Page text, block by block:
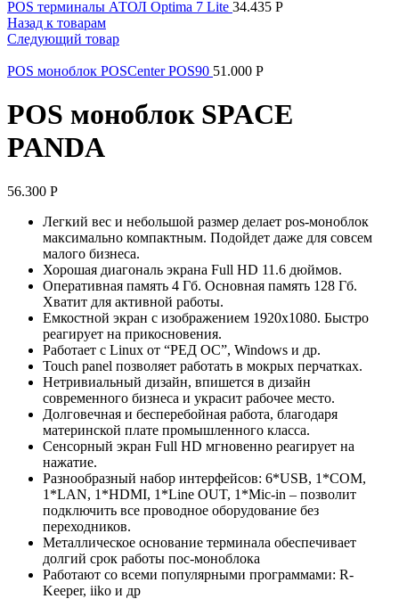
POS терминалы АТОЛ Optima 7 Lite 34.435 Р
Назад к товарам
Следующий товар
POS моноблок POSCenter POS90 51.000 Р
POS моноблок SPACE
PANDA
56.300 Р
Легкий вес и небольшой размер делает pos-моноблок
максимально компактным. Подойдет даже для совсем
малого бизнеса.
Хорошая диагональ экрана Full HD 11.6 дюймов.
Оперативная память 4 Гб. Основная память 128 Гб.
Хватит для активной работы.
Емкостной экран с изображением 1920х1080. Быстро
реагирует на прикосновения.
Работает с Linux от “РЕД ОС”, Windows и др.
Touch panel позволяет работать в мокрых перчатках.
Нетривиальный дизайн, впишется в дизайн
современного бизнеса и украсит рабочее место.
Долговечная и бесперебойная работа, благодаря
материнской плате промышленного класса.
Сенсорный экран Full HD мгновенно реагирует на
нажатие.
Разнообразный набор интерфейсов: 6*USB, 1*COM,
1*LAN, 1*HDMI, 1*Line OUT, 1*Mic-in – позволит
подключить все проводное оборудование без
переходников.
Металлическое основание терминала обеспечивает
долгий срок работы пос-моноблока
Работают со всеми популярными программами: R-
Keeper, iiko и др